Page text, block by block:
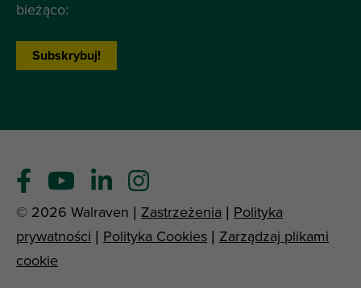
bieżąco:
Subskrybuj!
© 2026 Walraven | Zastrzeżenia | Polityka
prywatności | Polityka Cookies | Zarządzaj plikami
cookie